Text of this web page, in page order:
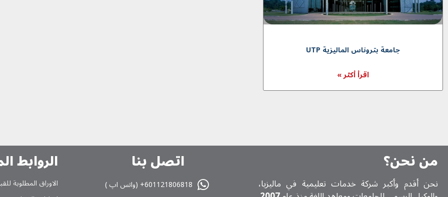
جامعة بتروناس المالیزیة UTP
اقرأ أكثر »
من نحن؟
نحن أقدم وأكبر شركة خدمات تعلیمیة في ماليزيا،
اتصل بنا
601121806818+ (واتس اپ )
الروابط
الاوراق المطلوبة